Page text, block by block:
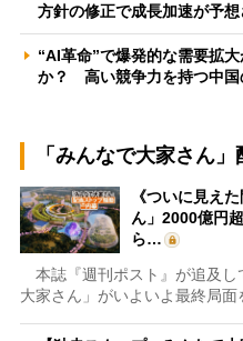
方針の修正で成長加速が予
“AI革命”で爆発的な需要拡
か？ 高い競争力を持つ中
「みんなで大家さん
《ついに見え
ん」2000億円
ら…
本誌『週刊ポスト』が追及し
大家さん」がいよいよ最終局面